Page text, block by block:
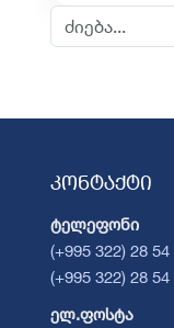
კონტაქტი
ტელეფონი
(+995 322) 28 54
(+995 322) 28 54
ელ.ფოსტა